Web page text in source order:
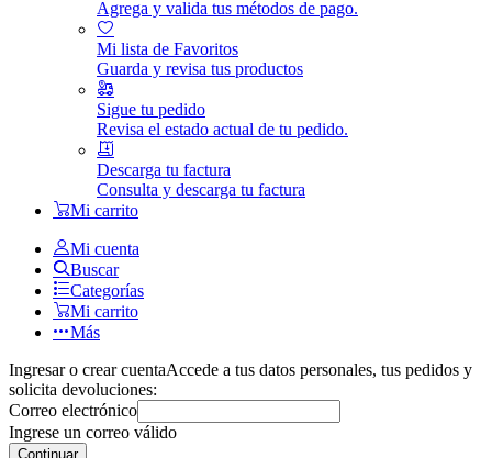
Agrega y valida tus métodos de pago.
Mi lista de Favoritos
Guarda y revisa tus productos
Sigue tu pedido
Revisa el estado actual de tu pedido.
Descarga tu factura
Consulta y descarga tu factura
Mi carrito
Mi cuenta
Buscar
Categorías
Mi carrito
Más
Ingresar o crear cuentaAccede a tus datos personales, tus pedidos y
solicita devoluciones:
Correo electrónico
Ingrese un correo válido
Continuar